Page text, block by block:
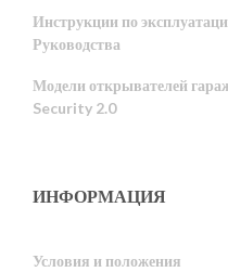
Инструкции по
Руководства
Модели открывателей
Security 2.0
ИНФОРМАЦИЯ
Условия и положения